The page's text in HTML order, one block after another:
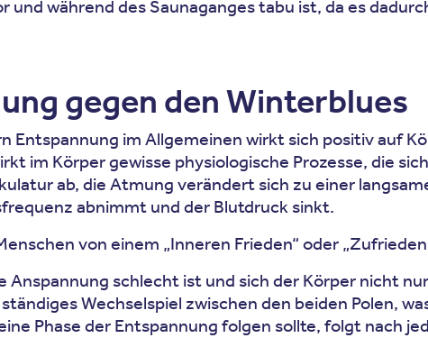
und während des Saunaganges tabu ist, da es
gegen den Winterblues
Entspannung im Allgemeinen wirkt sich positiv auf
im Körper gewisse physiologische Prozesse, die
ab, die Atmung verändert sich zu einer
abnimmt und der Blutdruck sinkt.
von einem „Inneren Frieden“ oder
Anspannung schlecht ist und sich der Körper nicht
Wechselspiel zwischen den beiden Polen,
Phase der Entspannung folgen sollte, folgt nach